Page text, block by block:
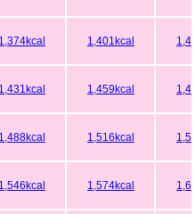
1,374kcal 1,401kcal
1,431kcal 1,459kcal
1,488kcal 1,516kcal
1,546kcal 1,574kcal